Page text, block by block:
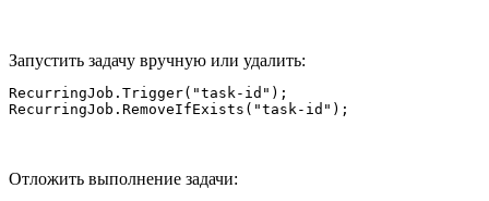
Запустить задачу вручную или удалить:
RecurringJob.Trigger("task-id");
RecurringJob.RemoveIfExists("task-id");
Отложить выполнение задачи: